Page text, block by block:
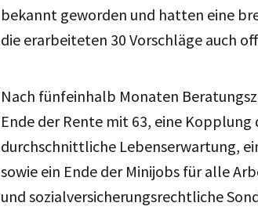
bekannt geworden und hatten eine
die erarbeiteten 30 Vorschläge auch
Nach fünfeinhalb Monaten
Ende der Rente mit 63, eine
durchschnittliche Lebenserwartung,
sowie ein Ende der Minijobs für alle
und sozialversicherungsrechtliche